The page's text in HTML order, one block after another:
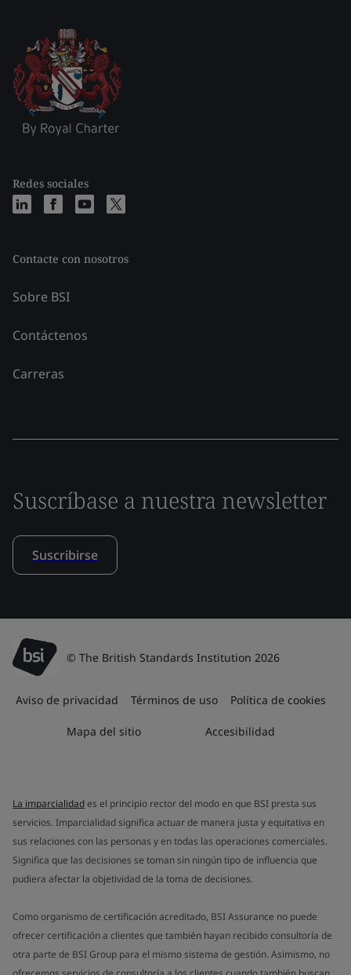
Redes sociales
Contacte con nosotros
Sobre BSI
Contáctenos
Carreras
Suscríbase a nuestra newsletter
Suscribirse
© The British Standards Institution 2026
Aviso de privacidad Términos de uso Política de cookies
Mapa del sitio Accesibilidad
La imparcialidades el principio rector del modo en que BSI presta sus
servicios. Imparcialidad significa actuar de manera justa y equitativa en
sus relaciones con las personas y en todas las operaciones comerciales.
Significa que las decisiones se toman sin ningún tipo de influencia que
pudiera afectar la objetividad de la toma de decisiones.
Como organismo de certificación acreditado, BSI Assurance no puede
ofrecer certificación a clientes que también hayan recibido consultoría de
otra parte de BSI Group para el mismo sistema de gestión. Asimismo, no